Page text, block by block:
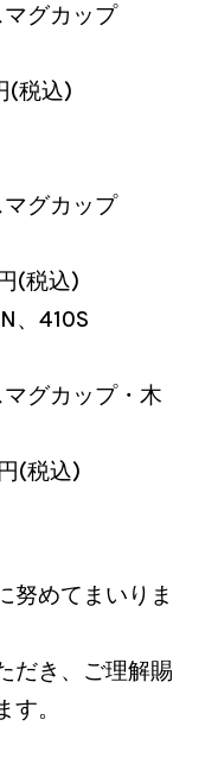
マグカップ
(税込)
マグカップ
(税込)
、410S
グカップ・木
(税込)
努めてまいりま
だき、ご理解賜
。